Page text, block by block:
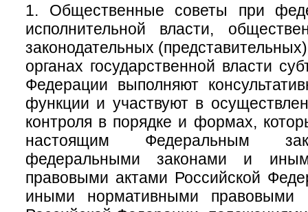
1. Общественные советы при
исполнительной власти,
законодательных
органах государственной власти
Федерации выполняют
функции и участвуют в
контроля в порядке и формах,
настоящим Федеральным
федеральными законами и
правовыми актами Российской
иными нормативными правовыми